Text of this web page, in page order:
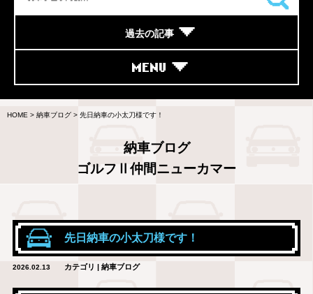
過去の記事
MENU
HOME > 納車ブログ > 先日納車の小太刀様です！
納車ブログ
ゴルフⅡ仲間ニューカマー
先日納車の小太刀様です！
2026.02.13 カテゴリ | 納車ブログ